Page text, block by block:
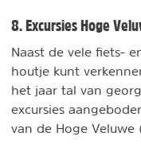
8. Excursies Hoge
Naast de vele fiets-
houtje kunt
het jaar tal van
excursies
van de Hoge Veluwe